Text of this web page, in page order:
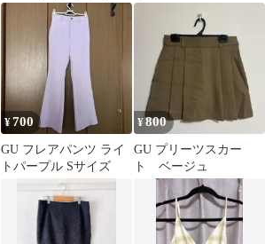
ンズ ブラック M
¥700
GU フレアパンツ ライ
トパープル Sサイズ
¥800
GU プリーツスカー
ト ベージュ